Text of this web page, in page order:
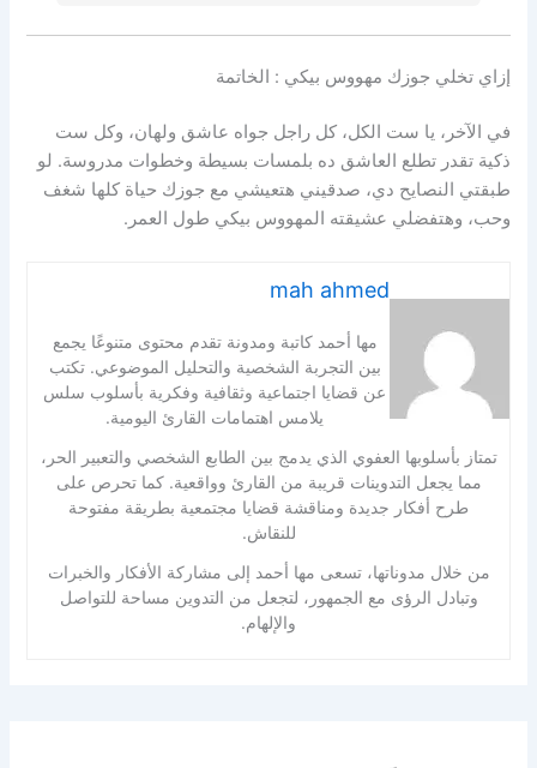
إزاي تخلي جوزك مهووس بيكي : الخاتمة
في الآخر، يا ست الكل، كل راجل جواه عاشق ولهان، وكل ست
ذكية تقدر تطلع العاشق ده بلمسات بسيطة وخطوات مدروسة. لو
طبقتي النصايح دي، صدقيني هتعيشي مع جوزك حياة كلها شغف
وحب، وهتفضلي عشيقته المهووس بيكي طول العمر.
mah ahmed
مها أحمد كاتبة ومدونة تقدم محتوى متنوعًا يجمع
بين التجربة الشخصية والتحليل الموضوعي. تكتب
عن قضايا اجتماعية وثقافية وفكرية بأسلوب سلس
يلامس اهتمامات القارئ اليومية.
تمتاز بأسلوبها العفوي الذي يدمج بين الطابع الشخصي والتعبير الحر،
مما يجعل التدوينات قريبة من القارئ وواقعية. كما تحرص على
طرح أفكار جديدة ومناقشة قضايا مجتمعية بطريقة مفتوحة
للنقاش.
من خلال مدوناتها، تسعى مها أحمد إلى مشاركة الأفكار والخبرات
وتبادل الرؤى مع الجمهور، لتجعل من التدوين مساحة للتواصل
والإلهام.